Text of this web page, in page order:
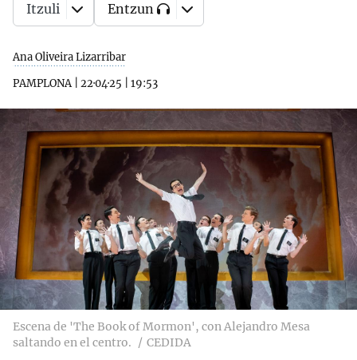
Ana Oliveira Lizarribar
PAMPLONA| 22·04·25 19:53
Itzuli Entzun
Escena de 'The Book of Mormon', con Alejandro Mesa
saltando en el centro.
CEDIDA